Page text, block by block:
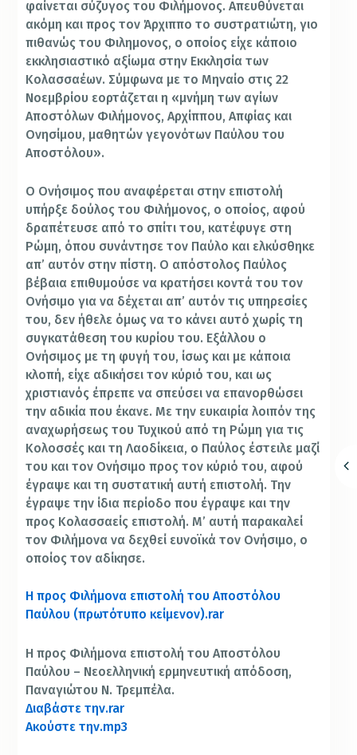
φαίνεται σύζυγος του Φιλήμονος. Απευθύνεται
ακόμη και προς τον Άρχιππο το συστρατιώτη, γιο
πιθανώς του Φιλημονος, ο οποίος είχε κάποιο
εκκλησιαστικό αξίωμα στην Εκκλησία των
Κολασσαέων. Σύμφωνα με το Μηναίο στις 22
Νοεμβρίου εορτάζεται η «μνήμη των αγίων
Αποστόλων Φιλήμονος, Αρχίππου, Απφίας και
Ονησίμου, μαθητών γεγονότων Παύλου του
Αποστόλου».
Ο Ονήσιμος που αναφέρεται στην επιστολή
υπήρξε δούλος του Φιλήμονος, ο οποίος, αφού
δραπέτευσε από το σπίτι του, κατέφυγε στη
Ρώμη, όπου συνάντησε τον Παύλο και ελκύσθηκε
απ’ αυτόν στην πίστη. Ο απόστολος Παύλος
βέβαια επιθυμούσε να κρατήσει κοντά του τον
Ονήσιμο για να δέχεται απ’ αυτόν τις υπηρεσίες
του, δεν ήθελε όμως να το κάνει αυτό χωρίς τη
συγκατάθεση του κυρίου του. Εξάλλου ο
Ονήσιμος με τη φυγή του, ίσως και με κάποια
κλοπή, είχε αδικήσει τον κύριό του, και ως
χριστιανός έπρεπε να σπεύσει να επανορθώσει
την αδικία που έκανε. Με την ευκαιρία λοιπόν της
αναχωρήσεως του Τυχικού από τη Ρώμη για τις
Κολοσσές και τη Λαοδίκεια, ο Παύλος έστειλε μαζί
του και τον Ονήσιμο προς τον κύριό του, αφού
έγραψε και τη συστατική αυτή επιστολή. Την
έγραψε την ίδια περίοδο που έγραψε και την
προς Κολασσαείς επιστολή. Μ’ αυτή παρακαλεί
τον Φιλήμονα να δεχθεί ευνοϊκά τον Ονήσιμο, ο
οποίος τον αδίκησε.
Η προς Φιλήμονα επιστολή του Αποστόλου
Παύλου (πρωτότυπο κείμενον).rar
Η προς Φιλήμονα επιστολή του Αποστόλου
Παύλου – Νεοελληνική ερμηνευτική απόδοση,
Παναγιώτου Ν. Τρεμπέλα.
Διαβάστε την.rar
Ακούστε την.mp3